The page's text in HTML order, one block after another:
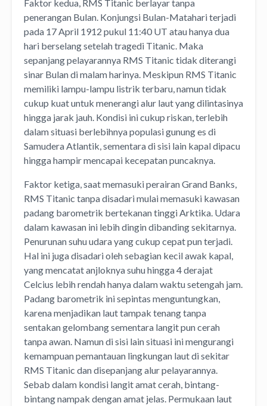
Faktor kedua, RMS Titanic berlayar tanpa
penerangan Bulan. Konjungsi Bulan-Matahari terjadi
pada 17 April 1912 pukul 11:40 UT atau hanya dua
hari berselang setelah tragedi Titanic. Maka
sepanjang pelayarannya RMS Titanic tidak diterangi
sinar Bulan di malam harinya. Meskipun RMS Titanic
memiliki lampu-lampu listrik terbaru, namun tidak
cukup kuat untuk menerangi alur laut yang dilintasinya
hingga jarak jauh. Kondisi ini cukup riskan, terlebih
dalam situasi berlebihnya populasi gunung es di
Samudera Atlantik, sementara di sisi lain kapal dipacu
hingga hampir mencapai kecepatan puncaknya.
Faktor ketiga, saat memasuki perairan Grand Banks,
RMS Titanic tanpa disadari mulai memasuki kawasan
padang barometrik bertekanan tinggi Arktika. Udara
dalam kawasan ini lebih dingin dibanding sekitarnya.
Penurunan suhu udara yang cukup cepat pun terjadi.
Hal ini juga disadari oleh sebagian kecil awak kapal,
yang mencatat anjloknya suhu hingga 4 derajat
Celcius lebih rendah hanya dalam waktu setengah jam.
Padang barometrik ini sepintas menguntungkan,
karena menjadikan laut tampak tenang tanpa
sentakan gelombang sementara langit pun cerah
tanpa awan. Namun di sisi lain situasi ini mengurangi
kemampuan pemantauan lingkungan laut di sekitar
RMS Titanic dan disepanjang alur pelayarannya.
Sebab dalam kondisi langit amat cerah, bintang-
bintang nampak dengan amat jelas. Permukaan laut